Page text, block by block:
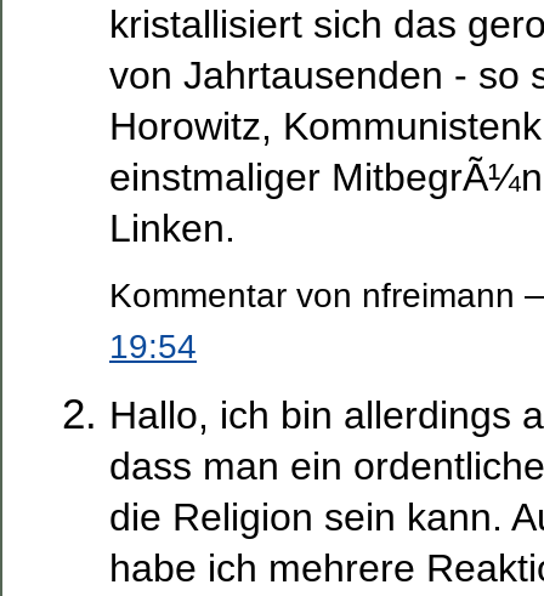
kristallisiert sich das
von Jahrtausenden - so
Horowitz,
einstmaliger
Linken.
Kommentar von nfreimann
19:54
Hallo, ich bin allerdings
dass man ein
die Religion sein kann.
habe ich mehrere